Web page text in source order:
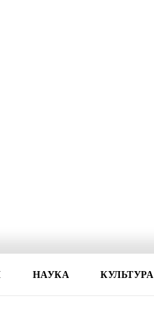
НАУКА КУЛЬТУРА